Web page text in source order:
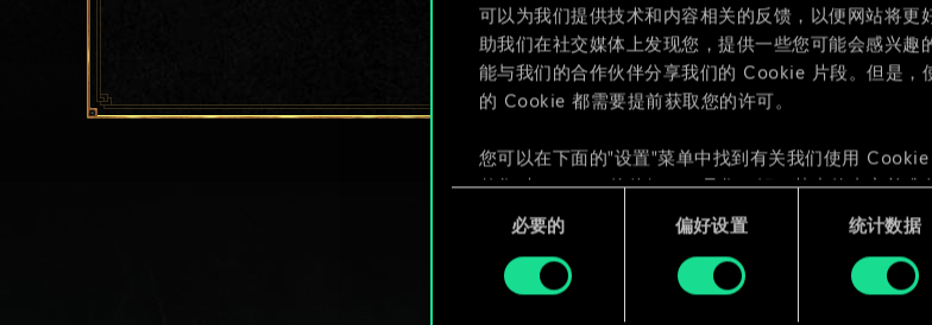
可以为我们提供技术和内容相关的反馈，以便网站将更
助我们在社交媒体上发现您，提供一些您可能会感兴趣
能与我们的合作伙伴分享我们的 Cookie 片段。但是，
的 Cookie 都需要提前获取您的许可。
您可以在下面的"设置"菜单中找到有关我们使用
整您对 Cookie 的偏好。一旦您了解了其中的内容并准
定"。
必要的 偏好设置 统计数据